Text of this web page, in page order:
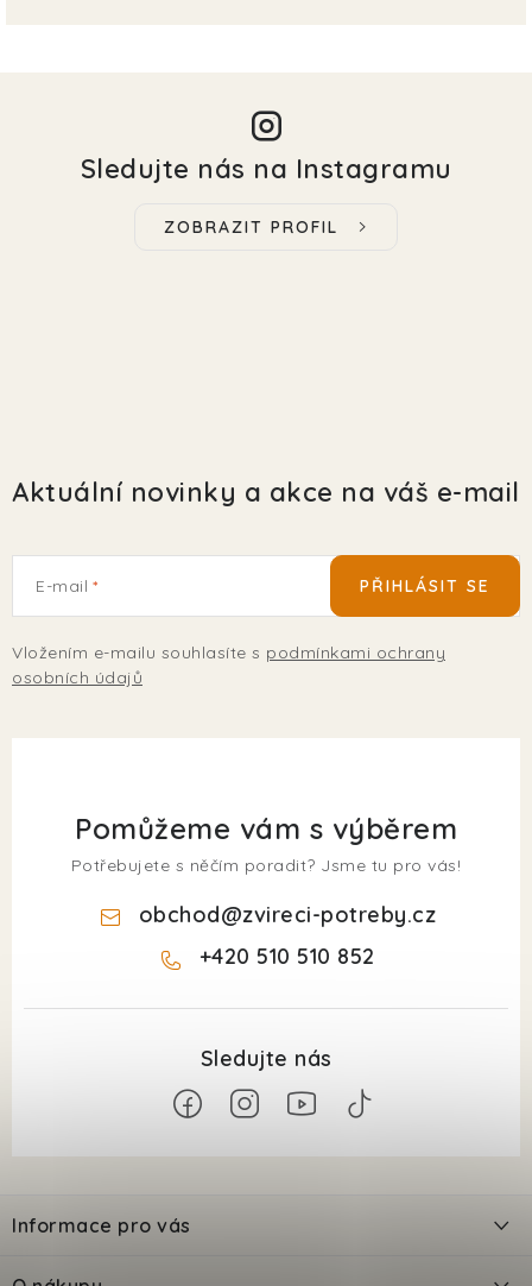
Sledujte nás na Instagramu
ZOBRAZIT PROFIL
Aktuální novinky a akce na váš e-mail
E-mail
Vložením e-mailu souhlasíte s podmínkami ochrany
osobních údajů
PŘIHLÁSIT SE
Pomůžeme vám s výběrem
Potřebujete s něčím poradit? Jsme tu pro vás!
obchod@zvireci-potreby.cz
+420 510 510 852
p
a
Informace pro vás